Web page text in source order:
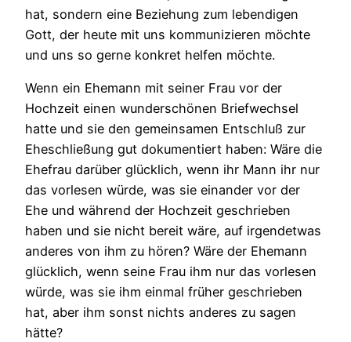
hat, sondern eine Beziehung zum lebendigen
Gott, der heute mit uns kommunizieren möchte
und uns so gerne konkret helfen möchte.
Wenn ein Ehemann mit seiner Frau vor der
Hochzeit einen wunderschönen Briefwechsel
hatte und sie den gemeinsamen Entschluß zur
Eheschließung gut dokumentiert haben: Wäre die
Ehefrau darüber glücklich, wenn ihr Mann ihr nur
das vorlesen würde, was sie einander vor der
Ehe und während der Hochzeit geschrieben
haben und sie nicht bereit wäre, auf irgendetwas
anderes von ihm zu hören? Wäre der Ehemann
glücklich, wenn seine Frau ihm nur das vorlesen
würde, was sie ihm einmal früher geschrieben
hat, aber ihm sonst nichts anderes zu sagen
hätte?